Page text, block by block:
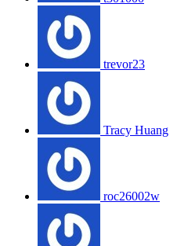
trevor23
Tracy Huang
roc26002w